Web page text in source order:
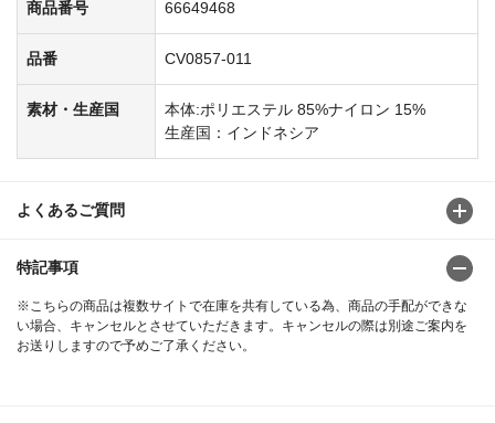
商品番号 66649468
品番 CV0857-011
素材・生産国
本体:ポリエステル 85%ナイロン 15%
生産国：インドネシア
よくあるご質問
特記事項
※こちらの商品は複数サイトで在庫を共有している為、商品の手配ができな
い場合、キャンセルとさせていただきます。キャンセルの際は別途ご案内を
お送りしますので予めご了承ください。